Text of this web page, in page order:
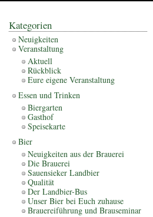
Kategorien
Neuigkeiten
Veranstaltung
Aktuell
Rückblick
Eure eigene Veranstaltung
Essen und Trinken
Biergarten
Gasthof
Speisekarte
Bier
Neuigkeiten aus der Brauerei
Die Brauerei
Sauensieker Landbier
Qualität
Der Landbier-Bus
Unser Bier bei Euch zuhause
Brauereiführung und Brauseminar